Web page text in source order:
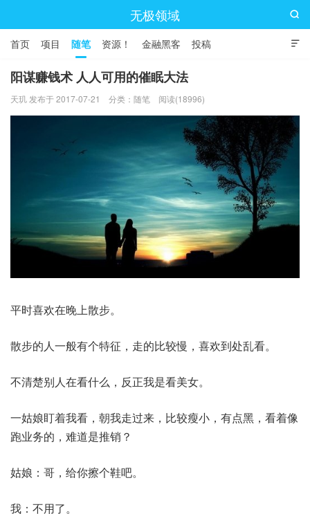
无极领域

首页 项目 随笔 资源！ 金融黑客 投稿

阳谋赚钱术 人人可用的催眠大法
天玑 发布于 2017-07-21 分类： 随笔 阅读(18996)
平时喜欢在晚上散步。
散步的人一般有个特征，走的比较慢，喜欢到处乱看。
不清楚别人在看什么，反正我是看美女。
一姑娘盯着我看，朝我走过来，比较瘦小，有点黑，看着像
跑业务的，难道是推销？
姑娘：哥，给你擦个鞋吧。
我：不用了。